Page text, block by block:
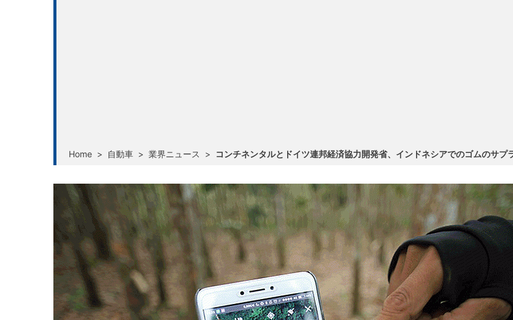
Home > 自動車 > 業界ニュース > コンチネンタルとドイツ連邦経済協力開発省、インドネシアでのゴムのサ